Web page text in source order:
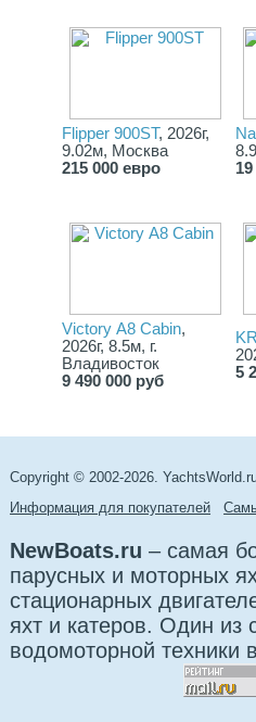
Flipper 900ST, 2026г,
9.02м, Москва
215 000 евро
Victory А8 Cabin,
2026г, 8.5м, г.
Владивосток
9 490 000 руб
5
Copyright © 2002-2026.
Информация для покупателей
NewBoats.ru – самая
парусных и моторных
стационарных
яхт и катеров. Один
водомоторной техники